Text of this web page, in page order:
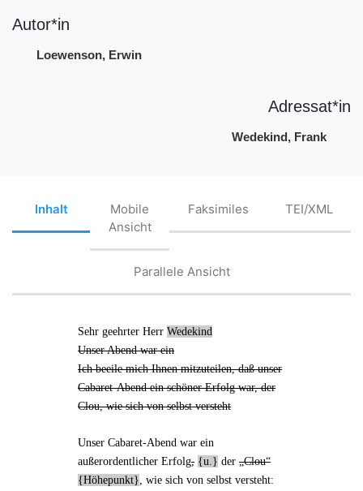
Autor*in
Loewenson, Erwin
Adressat*in
Wedekind, Frank
Inhalt
Mobile
Ansicht
Faksimiles TEI/XML
Parallele Ansicht
Sehr geehrter HerrWedekind
Unser Abend war ein
Ich beeile mich Ihnen mitzuteilen, daß unser
Cabaret-Abend ein schöner Erfolg war, der
Clou, wie sich von selbst versteht
UnserCabaret-Abend war ein
außerordentlicher Erfolg, u. der„Clou“
Höhepunkt
, wie sich von selbst versteht: